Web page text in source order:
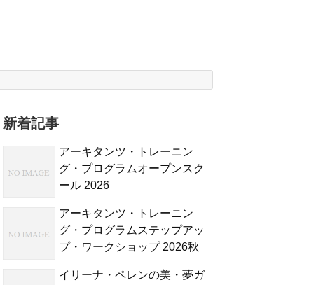
新着記事
アーキタンツ・トレーニン
グ・プログラムオープンスク
ール 2026
アーキタンツ・トレーニン
グ・プログラムステップアッ
プ・ワークショップ 2026秋
イリーナ・ペレンの美・夢ガ